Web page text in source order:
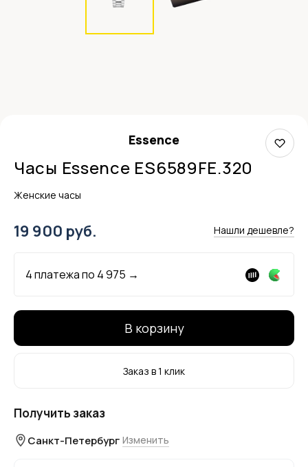
Essence
Часы Essence ES6589FE.320
Женские часы
19 900 руб. Нашли дешевле?
4 платежа по 4 975 →
В корзину
Заказ в 1 клик
Получить заказ
Санкт-Петербург Изменить